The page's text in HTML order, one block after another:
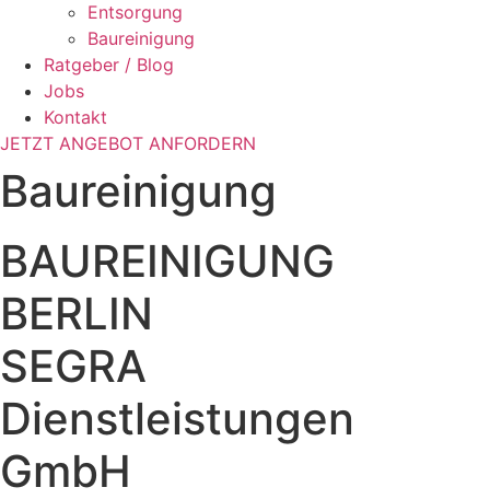
Entsorgung
Baureinigung
Ratgeber / Blog
Jobs
Kontakt
JETZT ANGEBOT ANFORDERN
Baureinigung
BAUREINIGUNG
BERLIN
SEGRA
Dienstleistungen
GmbH